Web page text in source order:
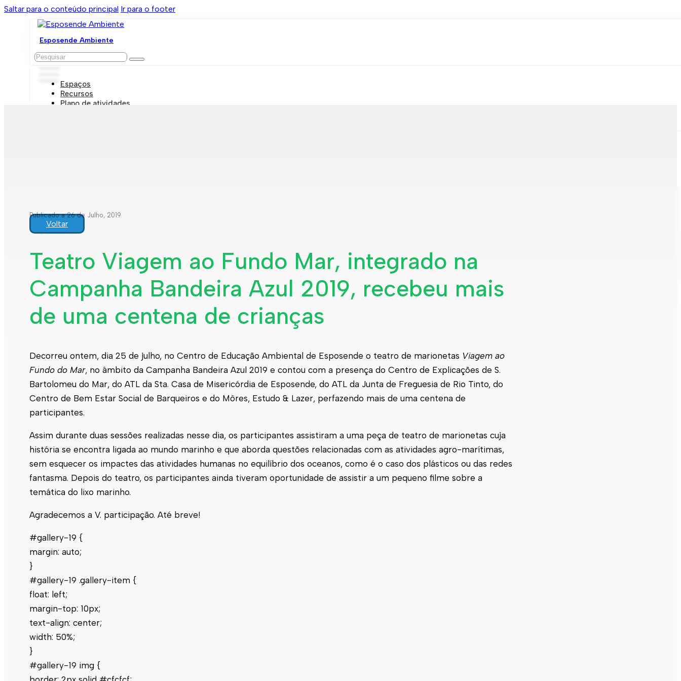
Saltar para o conteúdo principal Ir para o footer
Esposende Ambiente
Pesquisar
Espaços
Recursos
Plano de atividades
Publicado a 26 de Julho, 2019
Voltar
Teatro Viagem ao Fundo Mar, integrado na
Campanha Bandeira Azul 2019, recebeu mais
de uma centena de crianças
Decorreu ontem, dia 25 de julho, no Centro de Educação Ambiental de Esposende o teatro de marionetas Viagem ao
Fundo do Mar, no âmbito da Campanha Bandeira Azul 2019 e contou com a presença do Centro de Explicações de S.
Bartolomeu do Mar, do ATL da Sta. Casa de Misericórdia de Esposende, do ATL da Junta de Freguesia de Rio Tinto, do
Centro de Bem Estar Social de Barqueiros e do Môres, Estudo & Lazer, perfazendo mais de uma centena de
participantes.
Assim durante duas sessões realizadas nesse dia, os participantes assistiram a uma peça de teatro de marionetas cuja
história se encontra ligada ao mundo marinho e que aborda questões relacionadas com as atividades agro-marítimas,
sem esquecer os impactes das atividades humanas no equilíbrio dos oceanos, como é o caso dos plásticos ou das redes
fantasma. Depois do teatro, os participantes ainda tiveram oportunidade de assistir a um pequeno filme sobre a
temática do lixo marinho.
Agradecemos a V. participação. Até breve!
#gallery-19 {
margin: auto;
}
#gallery-19 .gallery-item {
float: left;
margin-top: 10px;
text-align: center;
width: 50%;
}
#gallery-19 img {